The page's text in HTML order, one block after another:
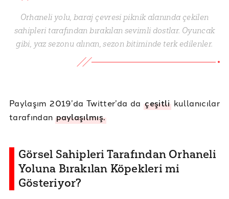
Orhaneli yolu, baraj çevresi piknik alanında çekilen
sahipleri tarafından bırakılan sevimli dostlar. Oyuncak
gibi, yaz sezonu alınan, sezon bitiminde terk edilenler.
Paylaşım 2019’da Twitter’da daçeşitlikullanıcılar
tarafından paylaşılmış.
Görsel Sahipleri Tarafından Orhaneli
Yoluna Bırakılan Köpekleri mi
Gösteriyor?